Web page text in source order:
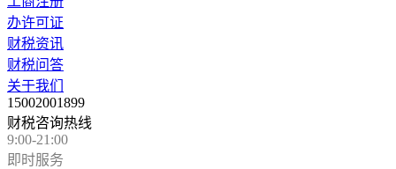
办许可证
财税资讯
财税问答
关于我们
15002001899
财税咨询热线
9:00-21:00
即时服务